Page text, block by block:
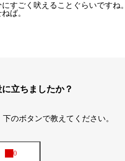
すごく吠えることぐらいですね。
ば。
立ちましたか？
のボタンで教えてください。